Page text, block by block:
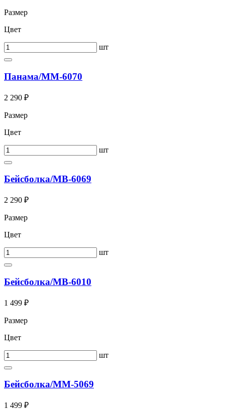
Размер
Цвет
шт
Панама/ММ-6070
2 290 ₽
Размер
Цвет
шт
Бейсболка/МВ-6069
2 290 ₽
Размер
Цвет
шт
Бейсболка/МВ-6010
1 499 ₽
Размер
Цвет
шт
Бейсболка/ММ-5069
1 499 ₽